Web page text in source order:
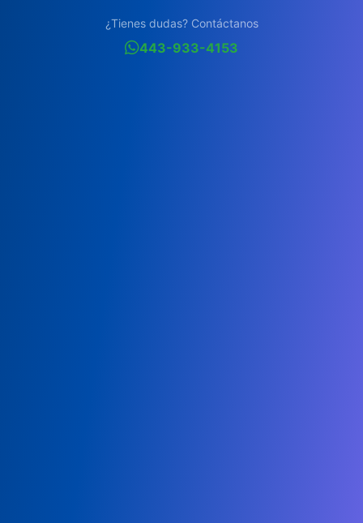
¿Tienes dudas? Contáctanos
443-933-4153